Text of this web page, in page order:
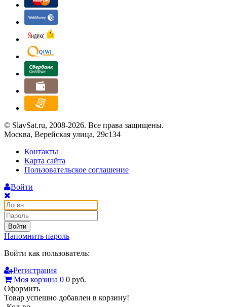
© SlavSat.ru, 2008-2026. Все права защищены.
Москва, Верейская улица, 29с134
Контакты
Карта сайта
Пользовательское соглашение
Войти
Войти
Напомнить пароль
Войти как пользователь:
Регистрация
Моя корзина 0 0 руб.
Оформить
Товар успешно добавлен в корзину!